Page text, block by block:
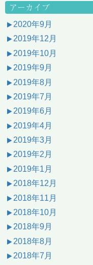
アーカイブ
2020年9月
2019年12月
2019年10月
2019年9月
2019年8月
2019年7月
2019年6月
2019年4月
2019年3月
2019年2月
2019年1月
2018年12月
2018年11月
2018年10月
2018年9月
2018年8月
2018年7月